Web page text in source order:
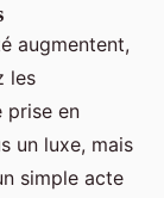
augmentent,
les
prise en
un luxe, mais
simple acte